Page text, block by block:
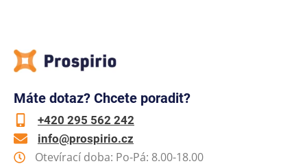
Máte dotaz? Chcete poradit?
+420 295 562 242
info@prospirio.cz
Otevírací doba: Po-Pá: 8.00-18.00